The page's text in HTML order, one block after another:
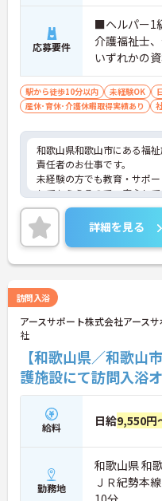
応募要件
■ヘルパー1
介護福祉士
いずれかの
限定可）必
駅から徒歩10分以内 未経験OK
産休･育休･介護休暇取得実績あり
和歌山県和歌山市にある福
責任者のお仕事です。
未経験の方でも教育・サポ
してもらえるので、安心し
きます！
ご興味ある方には、面接対策
詳細をお話しいたしますの
い。
詳細を見る
訪問入浴
アースサポート株式会社アース
社
【和歌山県／和歌
護施設にて訪問入浴
給料 日給9,550円
勤務地
和歌山県 和
ＪＲ紀勢本